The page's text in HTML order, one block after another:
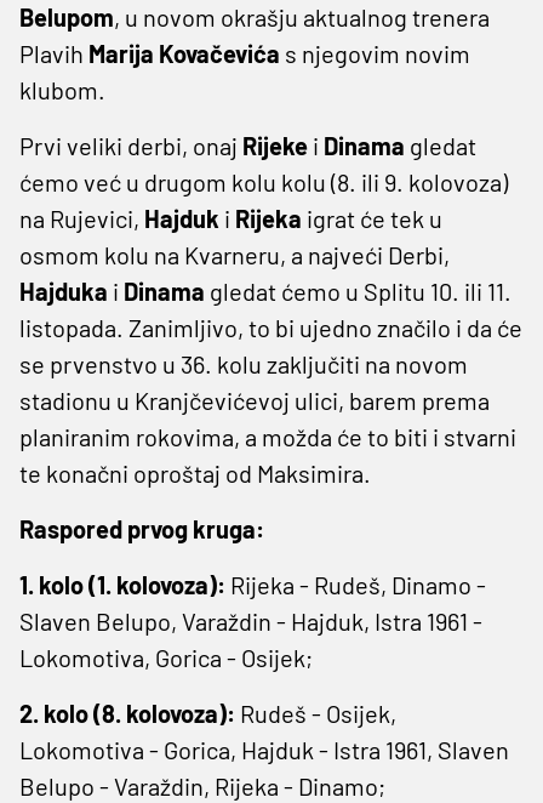
Belupom, u novom okrašju aktualnog trenera
Plavih Marija Kovačevića s njegovim novim
klubom.
Prvi veliki derbi, onaj Rijeke i Dinama gledat
ćemo već u drugom kolu kolu (8. ili 9. kolovoza)
na Rujevici, Hajduk i Rijeka igrat će tek u
osmom kolu na Kvarneru, a najveći Derbi,
Hajduka i Dinama gledat ćemo u Splitu 10. ili 11.
listopada. Zanimljivo, to bi ujedno značilo i da će
se prvenstvo u 36. kolu zaključiti na novom
stadionu u Kranjčevićevoj ulici, barem prema
planiranim rokovima, a možda će to biti i stvarni
te konačni oproštaj od Maksimira.
Raspored prvog kruga:
1. kolo (1. kolovoza): Rijeka - Rudeš, Dinamo -
Slaven Belupo, Varaždin - Hajduk, Istra 1961 -
Lokomotiva, Gorica - Osijek;
2. kolo (8. kolovoza): Rudeš - Osijek,
Lokomotiva - Gorica, Hajduk - Istra 1961, Slaven
Belupo - Varaždin, Rijeka - Dinamo;